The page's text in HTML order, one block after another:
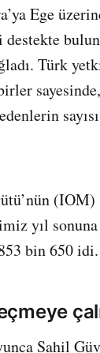
Ege
Türk
yıl
bin 650 idi.
Sahil